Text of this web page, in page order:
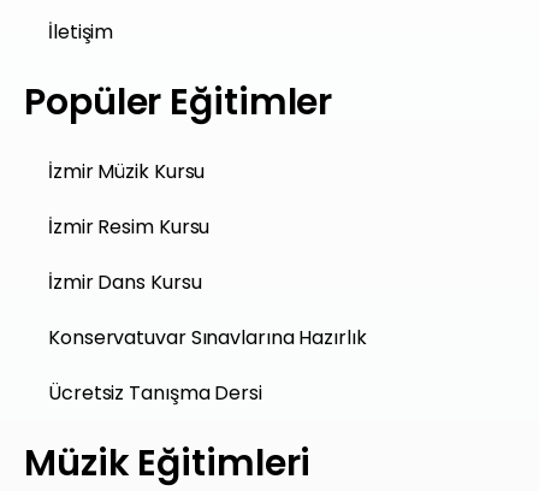
İletişim
Popüler Eğitimler
İzmir Müzik Kursu
İzmir Resim Kursu
İzmir Dans Kursu
Konservatuvar Sınavlarına Hazırlık
Ücretsiz Tanışma Dersi
Müzik Eğitimleri